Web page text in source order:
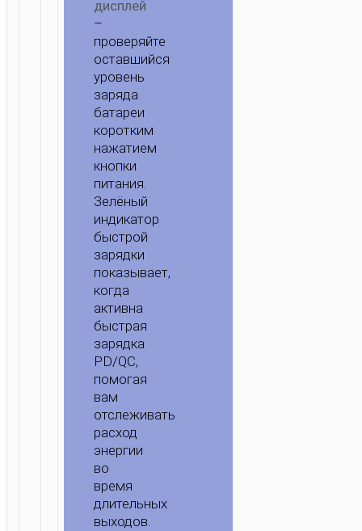
дисплей
–
проверяйте
оставшийся
уровень
заряда
батареи
коротким
нажатием
кнопки
питания.
Зелёный
индикатор
быстрой
зарядки
показывает,
когда
активна
быстрая
зарядка
PD/QC,
помогая
вам
отслеживать
расход
энергии
во
время
длительных
выходов.